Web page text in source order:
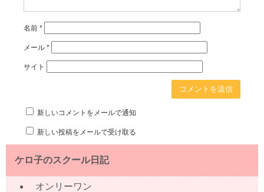
名前 *
メール *
サイト
新しいコメントをメールで通知
新しい投稿をメールで受け取る
ケロ子のスクール日記
オンリーワン